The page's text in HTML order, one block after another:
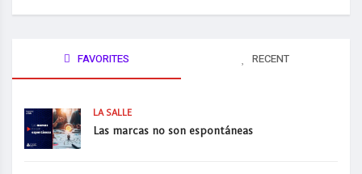
FAVORITES RECENT
LA SALLE
Las marcas no son espontáneas